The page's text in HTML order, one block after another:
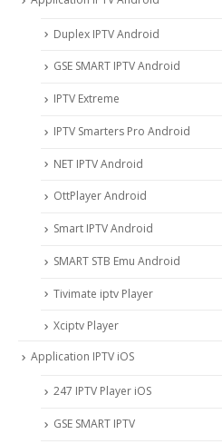
Duplex IPTV Android
GSE SMART IPTV Android
IPTV Extreme
IPTV Smarters Pro Android
NET IPTV Android
OttPlayer Android
Smart IPTV Android
SMART STB Emu Android
Tivimate iptv Player
Xciptv Player
Application IPTV iOS
247 IPTV Player iOS
‎GSE SMART IPTV